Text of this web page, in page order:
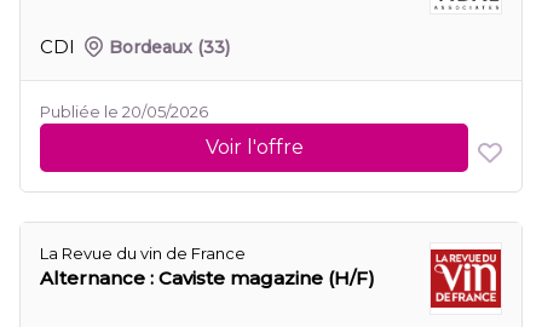
CDI Bordeaux (33)
Publiée le 20/05/2026
Voir l'offre
La Revue du vin de France
Alternance : Caviste magazine (H/F)